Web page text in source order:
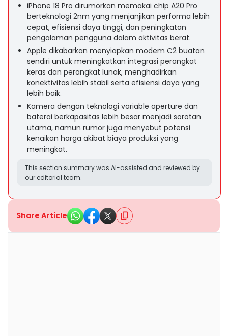
iPhone 18 Pro dirumorkan memakai chip A20 Pro
berteknologi 2nm yang menjanjikan performa lebih
cepat, efisiensi daya tinggi, dan peningkatan
pengalaman pengguna dalam aktivitas berat.
Apple dikabarkan menyiapkan modem C2 buatan
sendiri untuk meningkatkan integrasi perangkat
keras dan perangkat lunak, menghadirkan
konektivitas lebih stabil serta efisiensi daya yang
lebih baik.
Kamera dengan teknologi variable aperture dan
baterai berkapasitas lebih besar menjadi sorotan
utama, namun rumor juga menyebut potensi
kenaikan harga akibat biaya produksi yang
meningkat.
This section summary was AI-assisted and reviewed by
our editorial team.
Share Article